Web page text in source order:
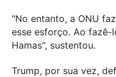
"No entanto, a ONU
esse esforço. Ao fazê-
Hamas", sustentou.
Trump, por sua vez,